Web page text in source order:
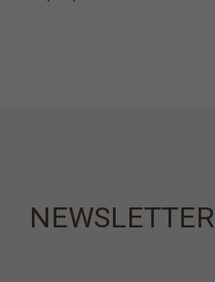
NEWSLETTER